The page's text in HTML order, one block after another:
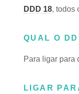
DDD 18, todos
QUAL O
Para ligar para
LIGAR